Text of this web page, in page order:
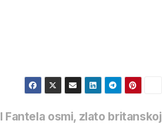
Fantela osmi, zlato britanskoj